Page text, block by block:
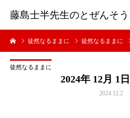
藤島士半先生のとぜんそう
徒然なるままに 徒然なるままに
徒然なるままに
2024年 12月 1
2024.12.2